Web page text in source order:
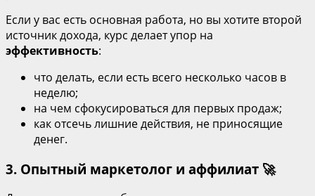
Если у вас есть основная работа, но вы хотите второй
источник дохода, курс делает упор на
эффективность:
что делать, если есть всего несколько часов в
неделю;
на чем сфокусироваться для первых продаж;
как отсечь лишние действия, не приносящие
денег.
3. Опытный маркетолог и аффилиат 🚀